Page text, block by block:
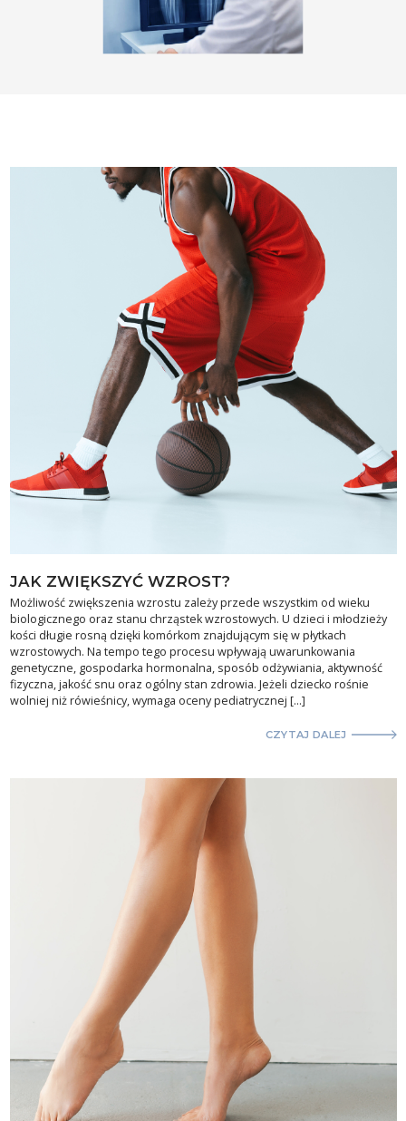
JAK ZWIĘKSZYĆ WZROST?
Możliwość zwiększenia wzrostu zależy przede wszystkim od wieku
biologicznego oraz stanu chrząstek wzrostowych. U dzieci i młodzieży
kości długie rosną dzięki komórkom znajdującym się w płytkach
wzrostowych. Na tempo tego procesu wpływają uwarunkowania
genetyczne, gospodarka hormonalna, sposób odżywiania, aktywność
fizyczna, jakość snu oraz ogólny stan zdrowia. Jeżeli dziecko rośnie
wolniej niż rówieśnicy, wymaga oceny pediatrycznej […]
CZYTAJ DALEJ